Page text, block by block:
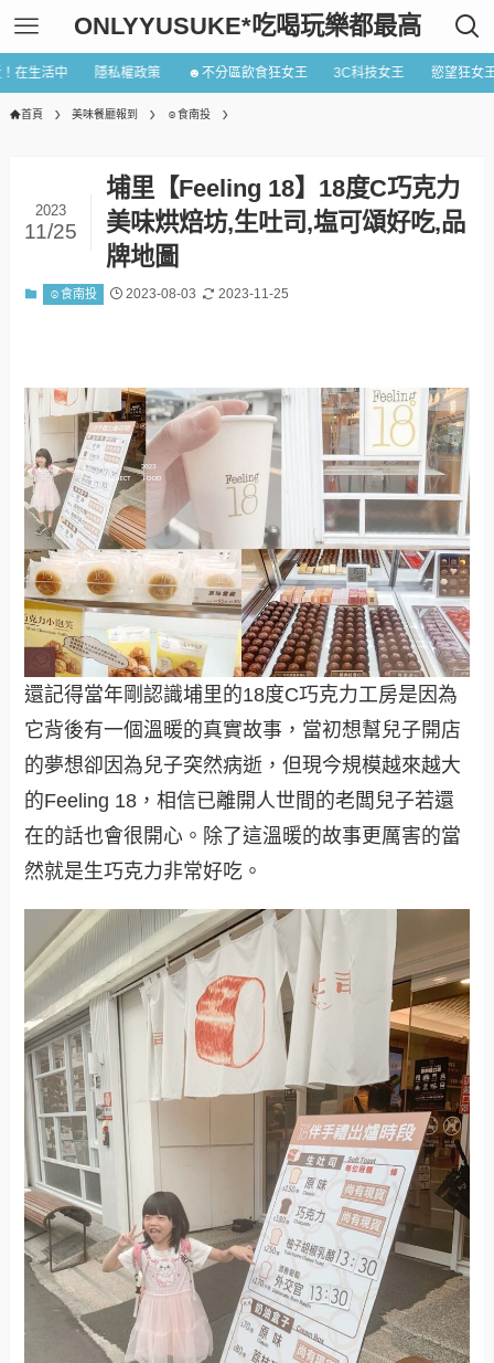
ONLYYUSUKE*吃喝玩樂都最高
在生活中 隱私權政策 ☻不分區飲食狂女王 3C科技女王 慾望狂女
首頁 美味餐廳報到 ☺食南投
埔里【Feeling 18】18度C巧克力
美味烘焙坊,生吐司,塩可頌好吃,品
牌地圖
2023
11/25
☺食南投 2023-08-03 2023-11-25
還記得當年剛認識埔里的18度C巧克力工房是因為
它背後有一個溫暖的真實故事，當初想幫兒子開店
的夢想卻因為兒子突然病逝，但現今規模越來越大
的Feeling 18，相信已離開人世間的老闆兒子若還
在的話也會很開心。除了這溫暖的故事更厲害的當
然就是生巧克力非常好吃。